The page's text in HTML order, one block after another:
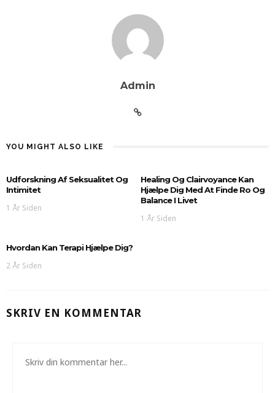
Admin
YOU MIGHT ALSO LIKE
Udforskning Af Seksualitet Og
Intimitet
1 År Siden
Healing Og Clairvoyance Kan
Hjælpe Dig Med At Finde Ro Og
Balance I Livet
1 År Siden
Hvordan Kan Terapi Hjælpe Dig?
2 År Siden
SKRIV EN KOMMENTAR